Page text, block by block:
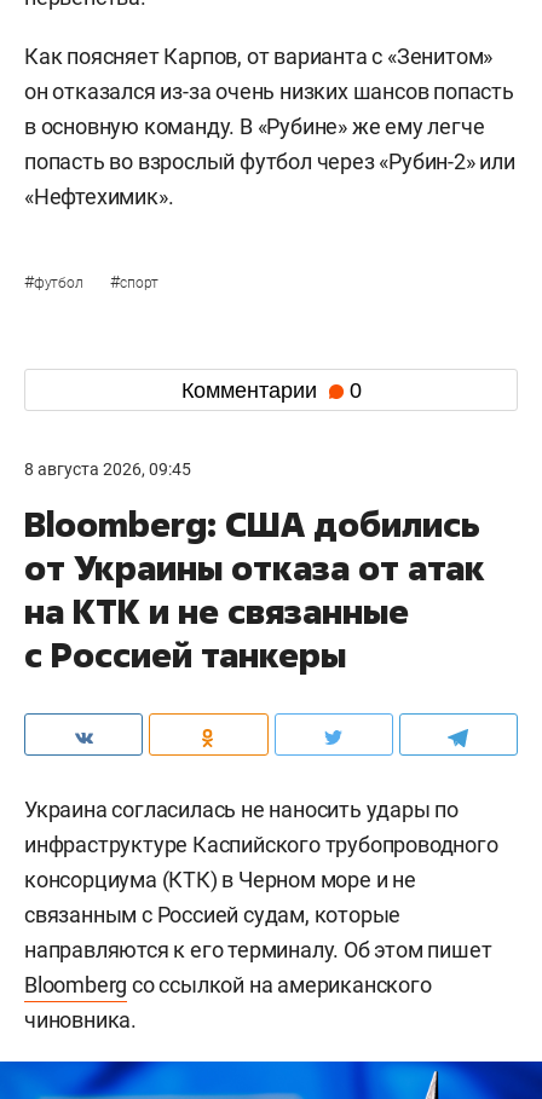
Как поясняет Карпов, от варианта с «Зенитом»
он отказался из-за очень низких шансов попасть
в основную команду. В «Рубине» же ему легче
попасть во взрослый футбол через «Рубин-2» или
«Нефтехимик».
#футбол #спорт
Комментарии 0
8 августа 2026, 09:45
Bloomberg: США добились
от Украины отказа от атак
на КТК и не связанные
с Россией танкеры
Украина согласилась не наносить удары по
инфраструктуре Каспийского трубопроводного
консорциума (КТК) в Черном море и не
связанным с Россией судам, которые
направляются к его терминалу. Об этом пишет
Bloomberg со ссылкой на американского
чиновника.